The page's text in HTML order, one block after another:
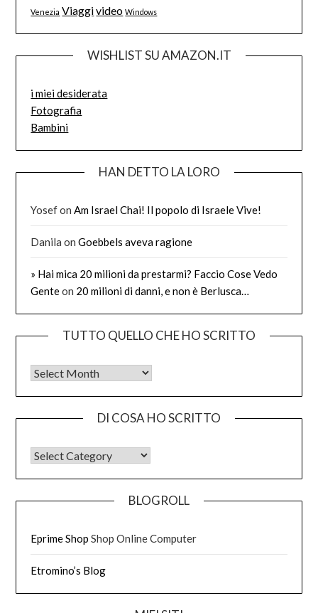
Venezia Viaggivideo Windows
WISHLIST SU AMAZON.IT
i miei desiderata
Fotografia
Bambini
HAN DETTO LA LORO
Yosefon Am Israel Chai! Il popolo di Israele Vive!
Danila onGoebbels aveva ragione
» Hai mica 20 milioni da prestarmi? Faccio Cose Vedo
Genteon 20 milioni di danni, e non è Berlusca…
TUTTO QUELLO CHE HO SCRITTO
Tutto quello che ho scritto
DI COSA HO SCRITTO
DI COSA HO SCRITTO
BLOGROLL
Eprime Shop Shop Online Computer
Etromino’s Blog